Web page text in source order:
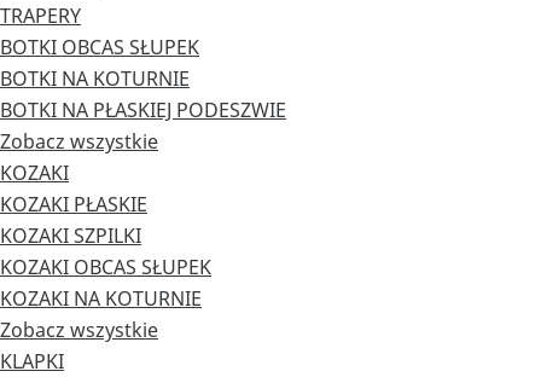
TRAPERY
BOTKI OBCAS SŁUPEK
BOTKI NA KOTURNIE
BOTKI NA PŁASKIEJ PODESZWIE
Zobacz wszystkie
KOZAKI
KOZAKI PŁASKIE
KOZAKI SZPILKI
KOZAKI OBCAS SŁUPEK
KOZAKI NA KOTURNIE
Zobacz wszystkie
KLAPKI